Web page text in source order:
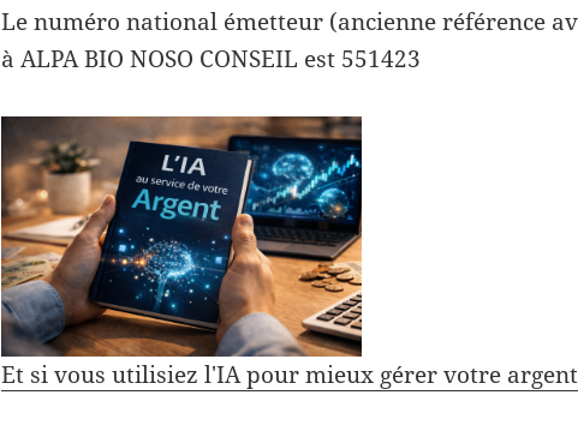
Le numéro national émetteur (ancienne référence
à ALPA BIO NOSO CONSEIL est 551423
Et si vous utilisiez l'IA pour mieux gérer votre